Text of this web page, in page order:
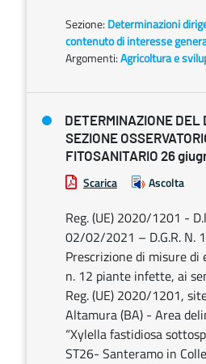
Sezione: Determinazioni
contenuto di interesse
Argomenti:Agricoltura e
DETERMINAZIONE DEL
SEZIONE
FITOSANITARIO 26
Scarica Ascolta
Reg. (UE) 2020/1201 -
02/02/2021 – D.G.R. N.
Prescrizione di misure di
n. 12 piante infette, ai
Reg. (UE) 2020/1201,
Altamura (BA) - Area
“Xylella fastidiosa
ST26- Santeramo in